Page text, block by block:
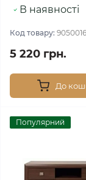
В наявності
Код товару:
5 220 грн.
До
Популярний